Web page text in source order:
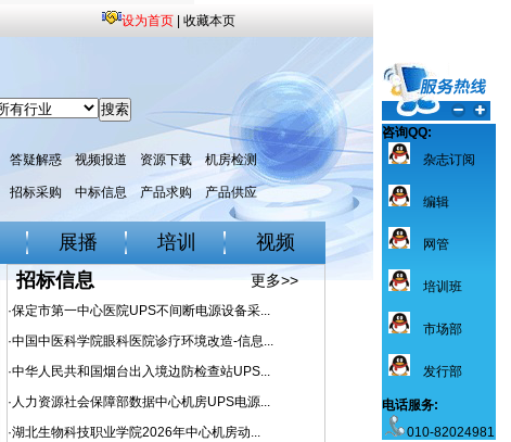
咨询QQ:
杂志订阅
编辑
网管
培训班
市场部
发行部
电话服务:
010-82024981
设为首页 收藏本页
答疑解惑 视频报道 资源下载 机房检测
招标采购 中标信息 产品求购 产品供应
展播 培训 视频
招标信息 更多>>
·保定市第一中心医院UPS不间断电源设备采...
·中国中医科学院眼科医院诊疗环境改造-信息...
·中华人民共和国烟台出入境边防检查站UPS...
· 人力资源社会保障部数据中心机房UPS电源...
·湖北生物科技职业学院2026年中心机房动...